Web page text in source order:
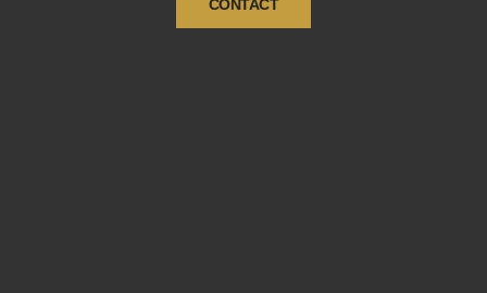
CONTACT